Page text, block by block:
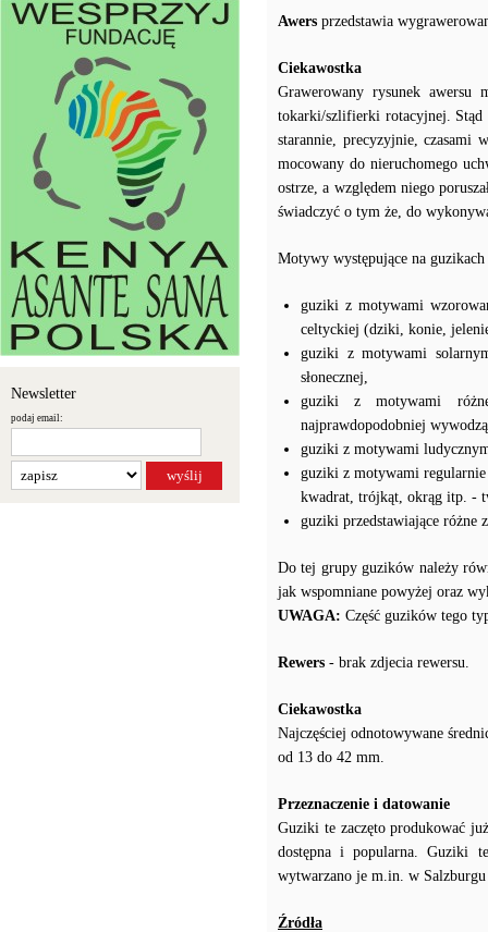
Newsletter
podaj email:
Awers przedstawia
Ciekawostka
Grawerowany rysunek
tokarki/szlifierki rotacyjnej. Stąd
starannie, precyzyjnie, czasami
mocowany do nieruchomego
ostrze, a względem niego
świadczyć o tym że, do
Motywy występujące na
guziki z motywami
celtyckiej (dziki, konie,
guziki z motywami
słonecznej,
guziki z motywami
najprawdopodobniej
guziki z motywami
guziki z motywami
kwadrat, trójkąt, okrąg itp. -
guziki przedstawiające
Do tej grupy guzików należy
jak wspomniane powyżej oraz
UWAGA: Część guzików tego
Rewers - brak zdjecia rewersu.
Ciekawostka
Najczęściej odnotowywane
od 13 do 42 mm.
Przeznaczenie i datowanie
Guziki te zaczęto produkować
dostępna i popularna. Guziki
wytwarzano je m.in. w
Źródła